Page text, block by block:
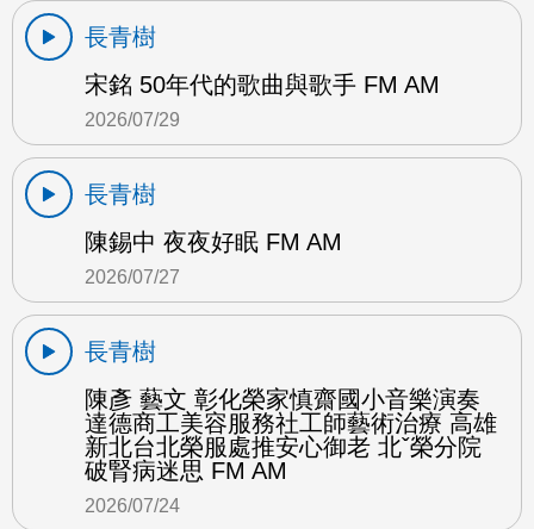
長青樹
宋銘 50年代的歌曲與歌手 FM AM
2026/07/29
長青樹
陳錫中 夜夜好眠 FM AM
2026/07/27
長青樹
陳彥 藝文 彰化榮家慎齋國小音樂演奏
達德商工美容服務社工師藝術治療 高雄
新北台北榮服處推安心御老 北ˇ榮分院
破腎病迷思 FM AM
2026/07/24